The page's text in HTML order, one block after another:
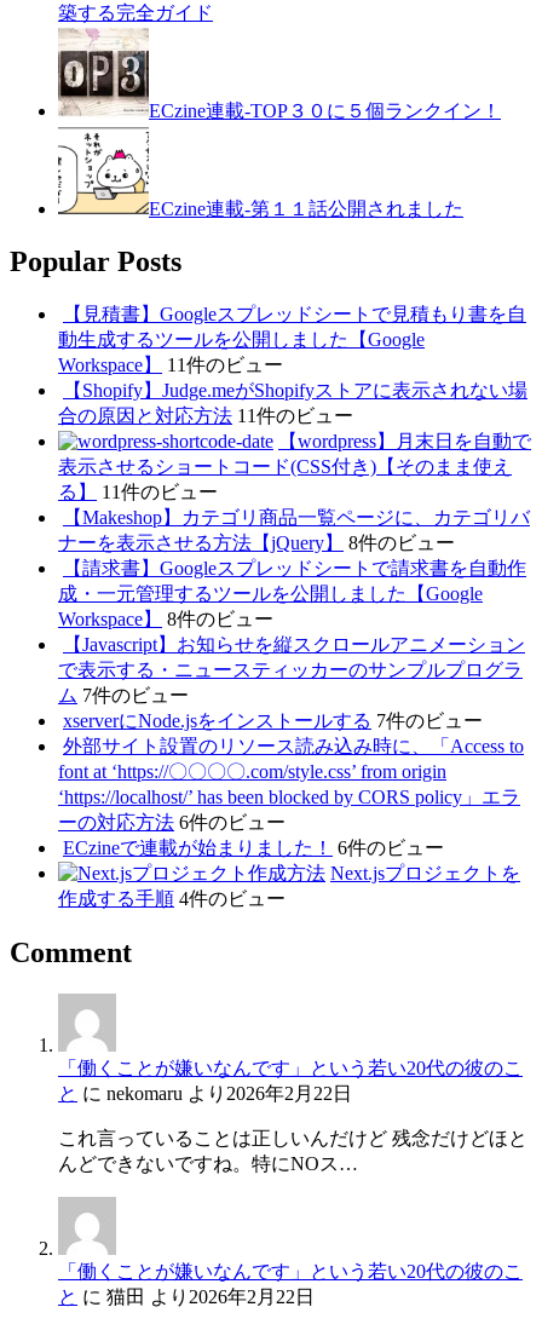
築する完全ガイド
ECzine連載-TOP３０に５個ランクイン！
ECzine連載-第１１話公開されました
Popular Posts
【見積書】Googleスプレッドシートで見積もり書を自
動生成するツールを公開しました【Google
Workspace】
11件のビュー
【Shopify】Judge.meがShopifyストアに表示されない場
合の原因と対応方法 11件のビュー
【wordpress】月末日を自動で
表示させるショートコード(CSS付き)【そのまま使え
る】
11件のビュー
【Makeshop】カテゴリ商品一覧ページに、カテゴリバ
ナーを表示させる方法【jQuery】
8件のビュー
【請求書】Googleスプレッドシートで請求書を自動作
成・一元管理するツールを公開しました【Google
Workspace】
8件のビュー
【Javascript】お知らせを縦スクロールアニメーション
で表示する・ニュースティッカーのサンプルプログラ
ム 7件のビュー
xserverにNode.jsをインストールする 7件のビュー
外部サイト設置のリソース読み込み時に、「Access to
font at ‘https://〇〇〇〇.com/style.css’ from origin
‘https://localhost/’ has been blocked by CORS policy」エラ
ーの対応方法 6件のビュー
ECzineで連載が始まりました！
6件のビュー
Next.jsプロジェクトを
作成する手順 4件のビュー
Comment
「働くことが嫌いなんです」という若い20代の彼のこ
と に nekomaru より 2026年2月22日
これ言っていることは正しいんだけど 残念だけどほと
んどできないですね。特にNOス…
「働くことが嫌いなんです」という若い20代の彼のこ
と に 猫田 より 2026年2月22日